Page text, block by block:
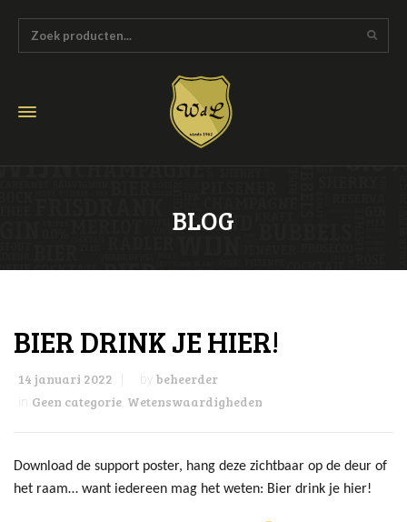
BLOG
BIER DRINK JE HIER!
14 januari 2022 by beheerder
in Geen categorie Wetenswaardigheden
Download de support poster, hang deze zichtbaar op de deur of
het raam… want iedereen mag het weten: Bier drink je hier!